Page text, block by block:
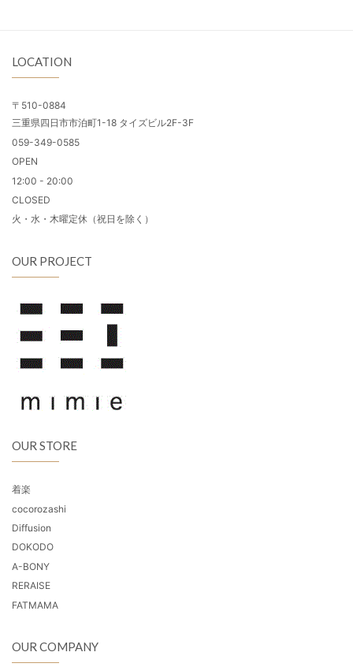
LOCATION
〒510-0884
三重県四日市市泊町1-18 タイズビル2F-3F
059-349-0585
OPEN
12:00 - 20:00
CLOSED
火・水・木曜定休（祝日を除く）
OUR PROJECT
OUR STORE
着楽
cocorozashi
Diffusion
DOKODO
A-BONY
RERAISE
FATMAMA
OUR COMPANY